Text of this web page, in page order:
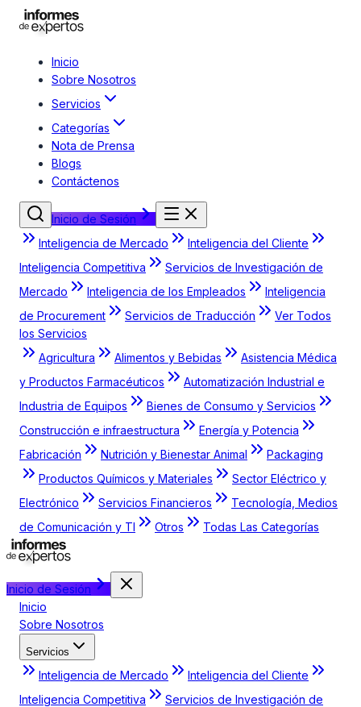
Inicio
Sobre Nosotros
Servicios
Categorías
Nota de Prensa
Blogs
Contáctenos
Inicio de Sesión
Inteligencia de Mercado
Inteligencia del Cliente
Inteligencia Competitiva
Servicios de Investigación de
Mercado
Inteligencia de los Empleados
Inteligencia
de Procurement
Servicios de Traducción
Ver Todos
los Servicios
Agricultura
Alimentos y Bebidas
Asistencia Médica
y Productos Farmacéuticos
Automatización Industrial e
Industria de Equipos
Bienes de Consumo y Servicios
Construcción e infraestructura
Energía y Potencia
Fabricación
Nutrición y Bienestar Animal
Packaging
Productos Químicos y Materiales
Sector Eléctrico y
Electrónico
Servicios Financieros
Tecnología, Medios
de Comunicación y TI
Otros Todas Las Categorías
Inicio de Sesión
Inicio
Sobre Nosotros
Servicios
Inteligencia de Mercado
Inteligencia del Cliente
Inteligencia Competitiva
Servicios de Investigación de